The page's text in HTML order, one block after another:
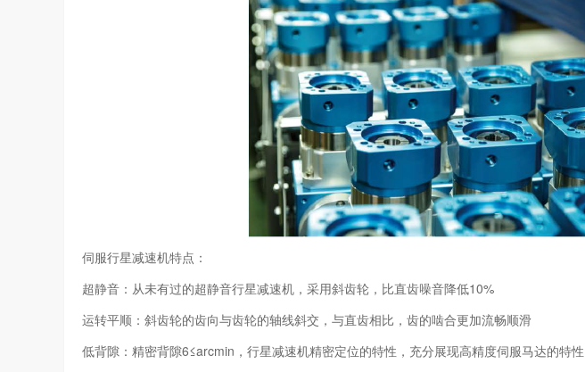
伺服行星减速机特点：
超静音：从未有过的超静音行星减速机，采用斜齿轮，比直齿噪音降低10%
运转平顺：斜齿轮的齿向与齿轮的轴线斜交，与直齿相比，齿的啮合更加流畅顺滑
低背隙：精密背隙6≤arcmin，行星减速机精密定位的特性，充分展现高精度伺服马达的特性